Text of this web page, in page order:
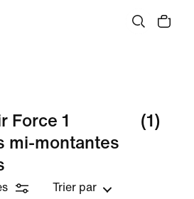
Force 1
mi-montantes
(1)
Trier par